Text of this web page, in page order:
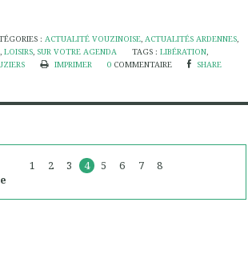
: ACTUALITÉ VOUZINOISE, ACTUALITÉS ARDENNES,
, LOISIRS, SUR VOTRE AGENDA TAGS :LIBÉRATION,
IMPRIMER 0 COMMENTAIRE SHARE
1 2 3 4 5 6 7
8